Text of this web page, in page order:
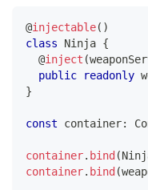
@injectable( )
class
Ninja {
@inject (
public
readonly
}
const container:
container. bind (
container. bind (